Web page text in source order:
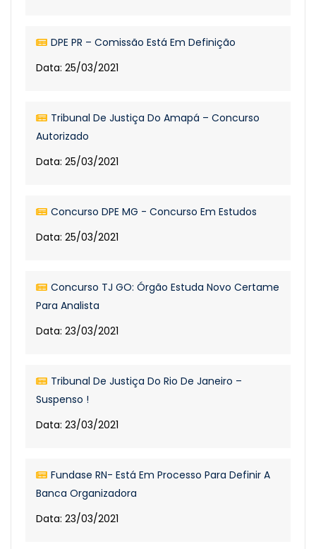
DPE PR – Comissão Está Em Definição
Data: 25/03/2021
Tribunal De Justiça Do Amapá – Concurso
Autorizado
Data: 25/03/2021
Concurso DPE MG - Concurso Em Estudos
Data: 25/03/2021
Concurso TJ GO: Órgão Estuda Novo Certame
Para Analista
Data: 23/03/2021
Tribunal De Justiça Do Rio De Janeiro –
Suspenso !
Data: 23/03/2021
Fundase RN- Está Em Processo Para Definir A
Banca Organizadora
Data: 23/03/2021